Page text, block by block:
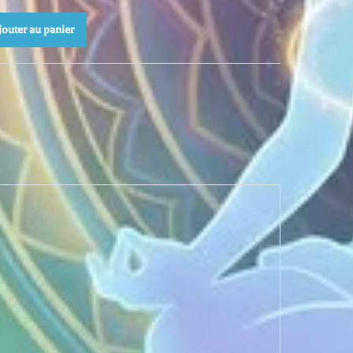
au panier